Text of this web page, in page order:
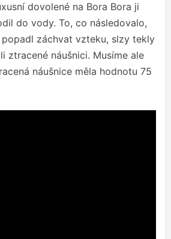
dovolené na Bora Bora ji
do vody. To, co následovalo,
záchvat vzteku, slzy tekly
ztracené náušnici. Musíme ale
náušnice měla hodnotu 75